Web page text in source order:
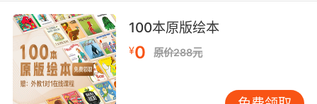
100本原版绘本
¥0 原价288元